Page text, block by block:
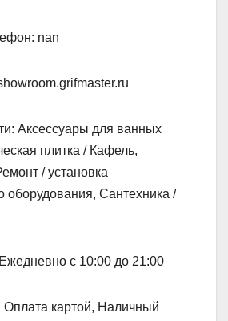
nan
Аксессуары для ванных
плитка / Кафель,
/ установка
оборудования, Сантехника /
с 10:00 до 21:00
картой, Наличный